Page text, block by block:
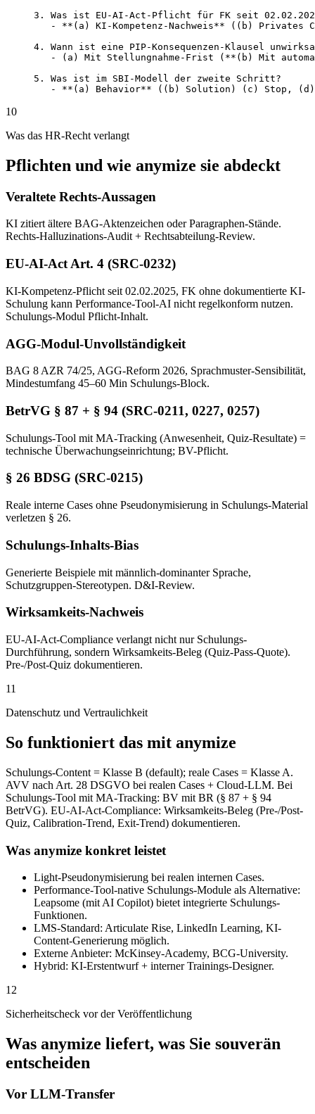
3. Was ist EU-AI-Act-Pflicht für FK seit
- **(a) KI-Kompetenz-Nachweis** ((b) Privates
4. Wann ist eine PIP-Konsequenzen-Klausel
- (a) Mit Stellungnahme-Frist (**(b) Mit
5. Was ist im SBI-Modell der zweite Schritt?
- **(a) Behavior** ((b) Solution) (c) Stop,
10
Was das HR-Recht verlangt
Pflichten und wie anymize sie abdeckt
Veraltete Rechts-Aussagen
KI zitiert ältere BAG-Aktenzeichen oder Paragraphen-Stände.
Rechts-Halluzinations-Audit + Rechtsabteilung-Review.
EU-AI-Act Art. 4 (SRC-0232)
KI-Kompetenz-Pflicht seit 02.02.2025, FK ohne dokumentierte KI-
Schulung kann Performance-Tool-AI nicht regelkonform nutzen.
Schulungs-Modul Pflicht-Inhalt.
AGG-Modul-Unvollständigkeit
BAG 8 AZR 74/25, AGG-Reform 2026, Sprachmuster-Sensibilität,
Mindestumfang 45–60 Min Schulungs-Block.
BetrVG § 87 + § 94 (SRC-0211, 0227, 0257)
Schulungs-Tool mit MA-Tracking (Anwesenheit, Quiz-Resultate) =
technische Überwachungseinrichtung; BV-Pflicht.
§ 26 BDSG (SRC-0215)
Reale interne Cases ohne Pseudonymisierung in Schulungs-Material
verletzen § 26.
Schulungs-Inhalts-Bias
Generierte Beispiele mit männlich-dominanter Sprache,
Schutzgruppen-Stereotypen. D&I-Review.
Wirksamkeits-Nachweis
EU-AI-Act-Compliance verlangt nicht nur Schulungs-
Durchführung, sondern Wirksamkeits-Beleg (Quiz-Pass-Quote).
Pre-/Post-Quiz dokumentieren.
11
Datenschutz und Vertraulichkeit
So funktioniert das mit anymize
Schulungs-Content = Klasse B (default); reale Cases = Klasse A.
AVV nach Art. 28 DSGVO bei realen Cases + Cloud-LLM. Bei
Schulungs-Tool mit MA-Tracking: BV mit BR (§ 87 + § 94
BetrVG). EU-AI-Act-Compliance: Wirksamkeits-Beleg (Pre-/Post-
Quiz, Calibration-Trend, Exit-Trend) dokumentieren.
Was anymize konkret leistet
Light-Pseudonymisierung bei realen internen Cases.
Performance-Tool-native Schulungs-Module als Alternative:
Leapsome (mit AI Copilot) bietet integrierte Schulungs-
Funktionen.
LMS-Standard: Articulate Rise, LinkedIn Learning, KI-
Content-Generierung möglich.
Externe Anbieter: McKinsey-Academy, BCG-University.
Hybrid: KI-Erstentwurf + interner Trainings-Designer.
12
Sicherheitscheck vor der Veröffentlichung
Was anymize liefert, was Sie souverän
entscheiden
Vor LLM-Transfer